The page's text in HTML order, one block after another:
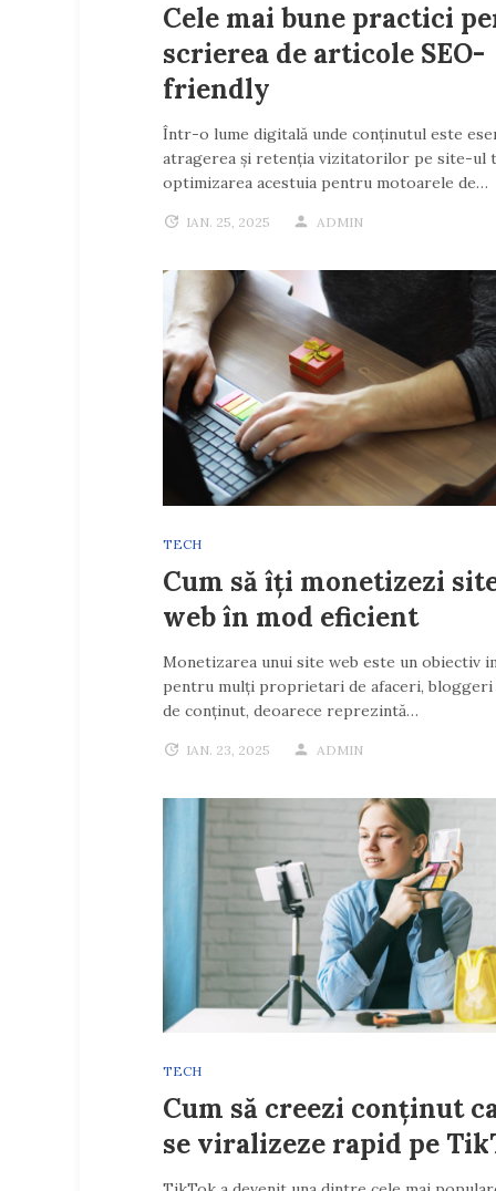
Cele mai bune practici
scrierea de articole SEO-
friendly
Într-o lume digitală unde conținutul este
atragerea și retenția vizitatorilor pe site-ul
optimizarea acestuia pentru motoarele de…
IAN. 25, 2025 ADMIN
TECH
Cum să îți monetizezi
web în mod eficient
Monetizarea unui site web este un obiectiv
pentru mulți proprietari de afaceri,
de conținut, deoarece reprezintă…
IAN. 23, 2025 ADMIN
TECH
Cum să creezi conținut
se viralizeze rapid pe